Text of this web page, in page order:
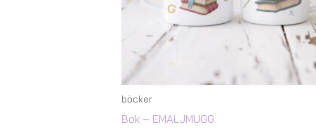
böcker
Bok – EMALJMUGG